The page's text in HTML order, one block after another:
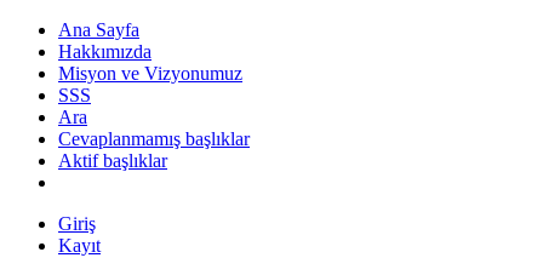
Ana Sayfa
Hakkımızda
Misyon ve Vizyonumuz
SSS
Ara
Cevaplanmamış başlıklar
Aktif başlıklar
Giriş
Kayıt